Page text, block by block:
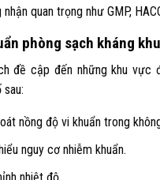
quan trọng như GMP,
phòng sạch kháng
đề cập đến những khu vực
nồng độ vi khuẩn trong
nguy cơ nhiễm khuẩn.
nhiệt độ.